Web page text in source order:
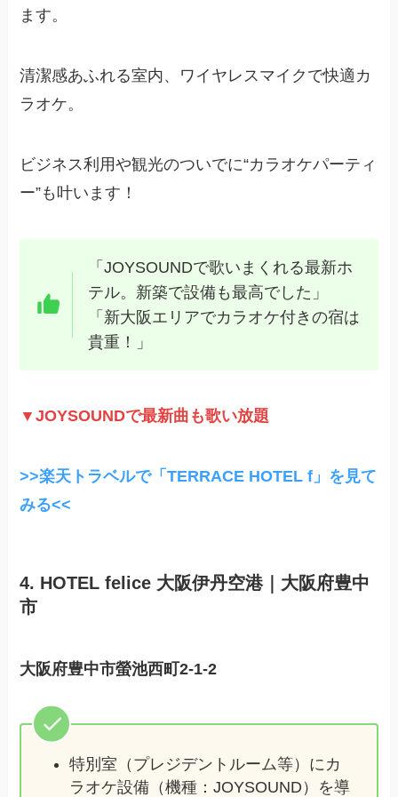
ます。
清潔感あふれる室内、ワイヤレスマイクで快適カ
ラオケ。
ビジネス利用や観光のついでに“カラオケパーティ
ー”も叶います！
「JOYSOUNDで歌いまくれる最新ホ
テル。新築で設備も最高でした」
「新大阪エリアでカラオケ付きの宿は
貴重！」
▼JOYSOUNDで最新曲も歌い放題
>>楽天トラベルで「TERRACE HOTEL f」を見て
みる<<
4. HOTEL felice 大阪伊丹空港｜大阪府豊中
市
大阪府豊中市螢池西町2-1-2
特別室（プレジデントルーム等）にカ
ラオケ設備（機種：JOYSOUND）を導